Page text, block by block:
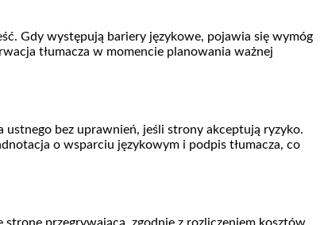
Gdy występują bariery językowe, pojawia się wymóg
tłumacza w momencie planowania ważnej
ustnego bez uprawnień, jeśli strony akceptują ryzyko.
o wsparciu językowym i podpis tłumacza, co